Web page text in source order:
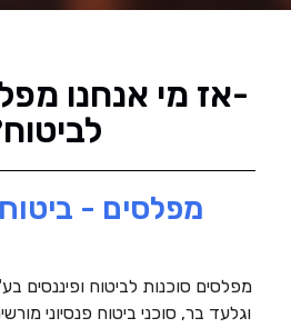
-אז מי אנחנו
מפלסים - ביטוח
מפלסים סוכנות לביטוח ופיננסים
וגלעד בר, סוכני ביטוח פנסיוני